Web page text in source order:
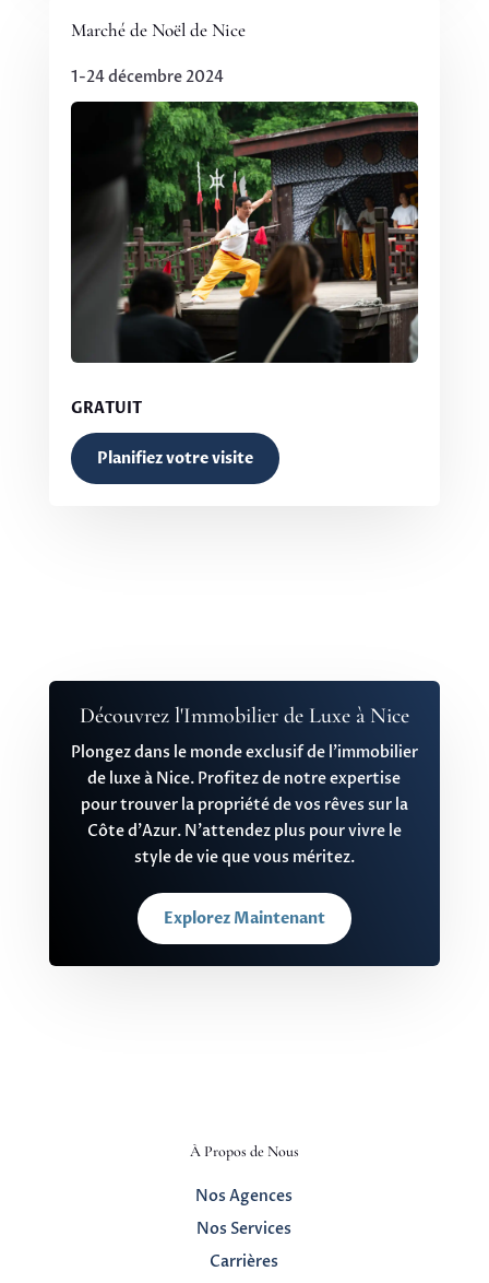
Marché de Noël de Nice
1-24 décembre 2024
GRATUIT
Planifiez votre visite
Découvrez l'Immobilier de Luxe à Nice
Plongez dans le monde exclusif de l’immobilier
de luxe à Nice. Profitez de notre expertise
pour trouver la propriété de vos rêves sur la
Côte d’Azur. N’attendez plus pour vivre le
style de vie que vous méritez.
Explorez Maintenant
À Propos de Nous
Nos Agences
Nos Services
Carrières